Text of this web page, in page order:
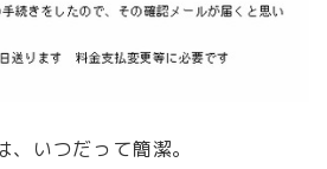
いつだって簡潔。